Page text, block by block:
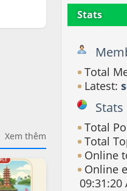
Stats
Total
Latest:
Stats
Total
Total
Online
Online
09:31:20
Xem thêm